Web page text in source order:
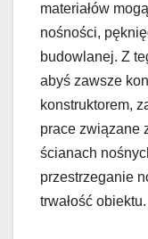
materiałów
nośności,
budowlanej. Z
abyś zawsze
konstruktorem,
prace związane
ścianach
przestrzeganie
trwałość obiektu.